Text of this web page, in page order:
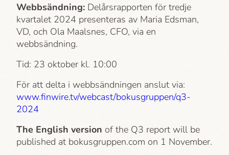
Webbsändning: Delårsrapporten för tredje
kvartalet 2024 presenteras av Maria Edsman,
VD, och Ola Maalsnes, CFO, via en
webbsändning.
Tid: 23 oktober kl. 10:00
För att delta i webbsändningen anslut via:
www.finwire.tv/webcast/bokusgruppen/q3-
2024
The English version of the Q3 report will be
published at bokusgruppen.com on 1 November.